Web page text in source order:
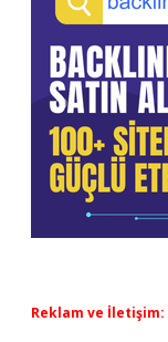
Reklam ve İletişim: